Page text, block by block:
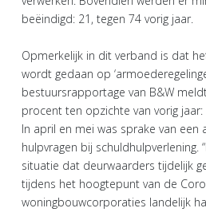
beëindigd: 21, tegen 74 vorig jaar.
Opmerkelijk in dit verband is dat
wordt gedaan op
bestuursrapportage van B&W
procent ten opzichte van vorig
In april en mei was sprake van een
hulpvragen bij
situatie dat deurwaarders tijdelijk
tijdens het hoogtepunt van de
woningbouwcorporaties landelijk